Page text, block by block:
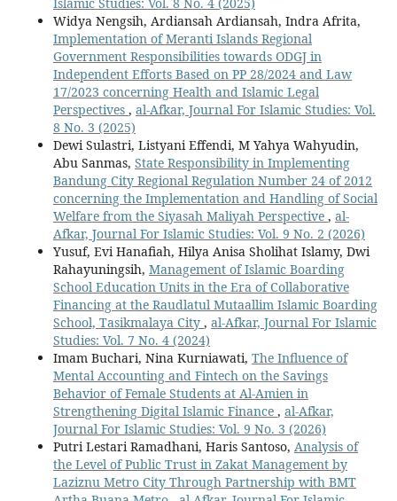
Widya Nengsih, Ardiansah Ardiansah, ⁠Indra Afrita,
Implementation of Meranti Islands Regional
Government Responsibilities towards ODGJ in
Independent Efforts Based on PP 28/2024 and Law
17/2023 concerning Health and Islamic Legal
Perspectives , al-Afkar, Journal For Islamic Studies: Vol.
8 No. 3 (2025)
Dewi Sulastri, Listyani Effendi, M Yahya Wahyudin,
Abu Sanmas, State Responsibility in Implementing
Bandung City Regional Regulation Number 24 of 2012
concerning the Implementation and Handling of Social
Welfare from the Siyasah Maliyah Perspective , al-
Afkar, Journal For Islamic Studies: Vol. 9 No. 2 (2026)
Yusuf, Evi Hanafiah, Hilya Anisa Sholihat Islamy, Dwi
Rahayuningsih, Management of Islamic Boarding
School Education Units in the Era of Collaborative
Financing at the Raudlatul Mutaallim Islamic Boarding
School, Tasikmalaya City , al-Afkar, Journal For Islamic
Studies: Vol. 7 No. 4 (2024)
Imam Buchari, Nina Kurniawati, The Influence of
Mental Accounting and Fintech on the Savings
Behavior of Female Students at Al-Amien in
Strengthening Digital Islamic Finance , al-Afkar,
Journal For Islamic Studies: Vol. 9 No. 3 (2026)
Putri Lestari Ramadhani, Haris Santoso, Analysis of
the Level of Public Trust in Zakat Management by
Laziznu Metro City Through Partnership with BMT